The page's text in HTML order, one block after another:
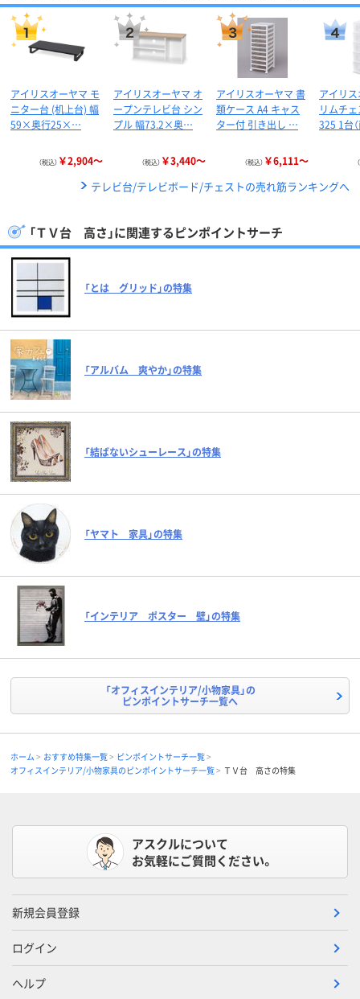
アイリスオーヤマ モ
ニター台 (机上台) 幅
59×奥行25×…
（税込） ￥2,904～
アイリスオーヤマ オ
ープンテレビ台 シン
プル 幅73.2×奥…
（税込） ￥3,440～
アイリスオーヤマ 書
類ケース A4 キャス
ター付 引き出し …
（税込） ￥6,111～
アイリ
リムチ
325 1台
テレビ台/テレビボード/チェストの売れ筋ランキングへ
「ＴＶ台 高さ」に関連するピンポイントサーチ
「とは グリッド」の特集
「アルバム 爽やか」の特集
「結ばないシューレース」の特集
「ヤマト 家具」の特集
「インテリア ポスター 壁」の特集
「オフィスインテリア/小物家具」の
ピンポイントサーチ一覧へ
ホーム おすすめ特集一覧
ピンポイントサーチ一覧
オフィスインテリア/小物家具のピンポイントサーチ一覧
ＴＶ台 高さの特集
アスクルについて
お気軽にご質問ください。
新規会員登録
ログイン
ヘルプ